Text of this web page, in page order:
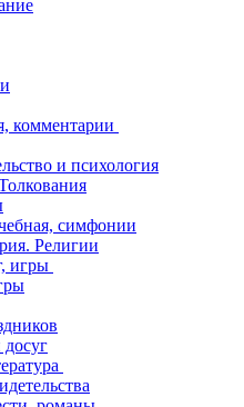
комментарии
и психология
симфонии
Религии
игры